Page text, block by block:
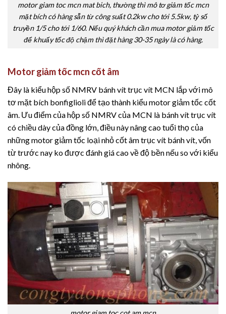
motor giam toc mcn mat bich, thường thì mô tơ giảm tốc mcn
mặt bích có hàng sẵn từ công suất 0.2kw cho tới 5.5kw, tỷ số
truyền 1/5 cho tới 1/60. Nếu quý khách cần mua motor giảm tốc
để khuấy tốc độ chậm thì đặt hàng 30-35 ngày là có hàng.
Motor giảm tốc mcn cốt âm
Đây là kiểu hộp số NMRV bánh vít trục vít MCN lắp với mô
tơ mặt bích bonfiglioli để tạo thành kiểu motor giảm tốc cốt
âm. Ưu điểm của hộp số NMRV của MCN là bánh vít trục vít
có chiều dày của đồng lớn, điều này nâng cao tuổi thọ của
những motor giảm tốc loại nhỏ cốt âm trục vít bánh vít, vốn
từ trước nay ko được đánh giá cao về độ bền nếu so với kiểu
nhông.